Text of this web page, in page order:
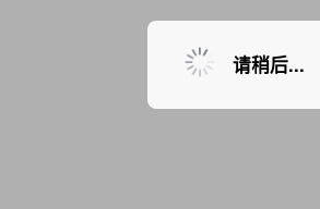
暂无课程，敬请期待
请稍后...